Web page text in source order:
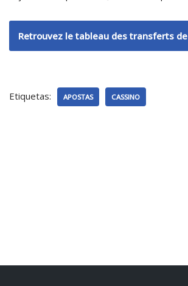
Retrouvez le tableau des transferts
Etiquetas: APOSTAS CASSINO